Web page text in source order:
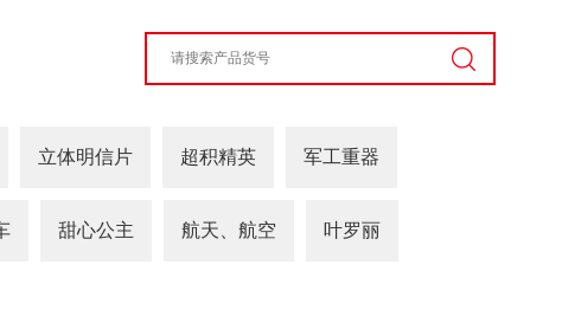
立体明信片 超积精英 军工重器
甜心公主 航天、航空 叶罗丽